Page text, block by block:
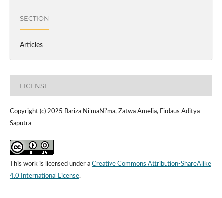
SECTION
Articles
LICENSE
Copyright (c) 2025 Bariza Ni’maNi’ma, Zatwa Amelia, Firdaus Aditya
Saputra
This work is licensed under a Creative Commons Attribution-ShareAlike
4.0 International License.